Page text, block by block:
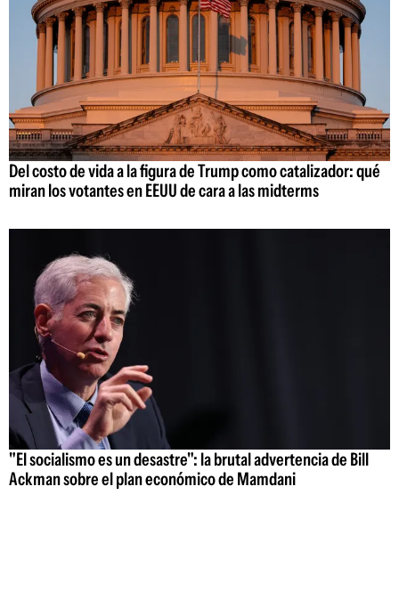
Del costo de vida a la figura de Trump como catalizador: qué
miran los votantes en EEUU de cara a las midterms
"El socialismo es un desastre": la brutal advertencia de Bill
Ackman sobre el plan económico de Mamdani